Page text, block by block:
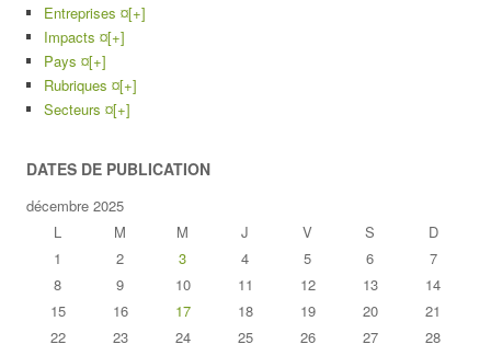
Entreprises ¤[+]
Impacts ¤[+]
Pays ¤[+]
Rubriques ¤[+]
Secteurs ¤[+]
DATES DE PUBLICATION
décembre 2025
L
M M J V S
D
1
2 3 4 5 6
7
8
9 10 11 12 13
14
15
16 17 18 19 20
21
22
23 24 25 26 27 28